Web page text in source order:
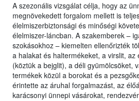
A szezonális vizsgálat célja, hogy az
megnövekedett forgalom mellett is
élelmiszerbiztonsági és minőségi
élelmiszer-láncban. A szakemberek –
szokásokhoz – kiemelten ellenőrizték
a halakat és haltermékeket, a virslit, az
(köztük a bejglit), a déli gyümölcsöket,
termékek közül a borokat és a
érintette az áruhal forgalmazást, az
karácsonyi ünnepi vásárokat,